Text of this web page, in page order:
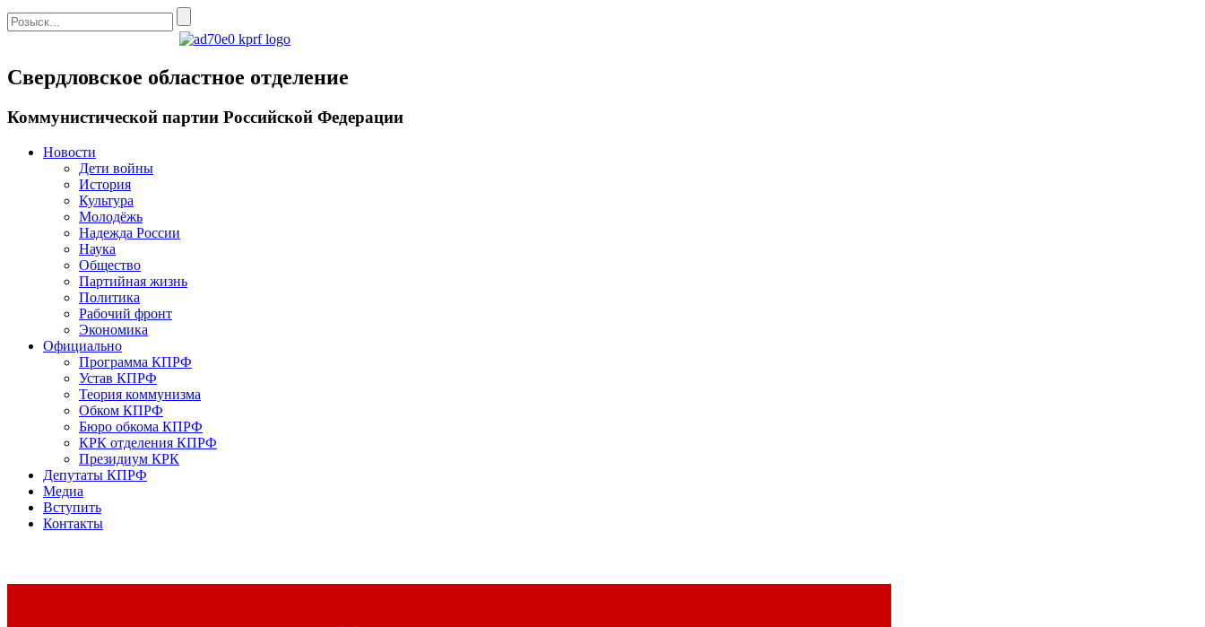
Свердловское областное отделение
Коммунистической партии Российской Федерации
Новости
Дети войны
История
Культура
Молодёжь
Надежда России
Наука
Общество
Партийная жизнь
Политика
Рабочий фронт
Экономика
Официально
Программа КПРФ
Устав КПРФ
Теория коммунизма
Обком КПРФ
Бюро обкома КПРФ
КРК отделения КПРФ
Президиум КРК
Депутаты КПРФ
Медиа
Вступить
Контакты